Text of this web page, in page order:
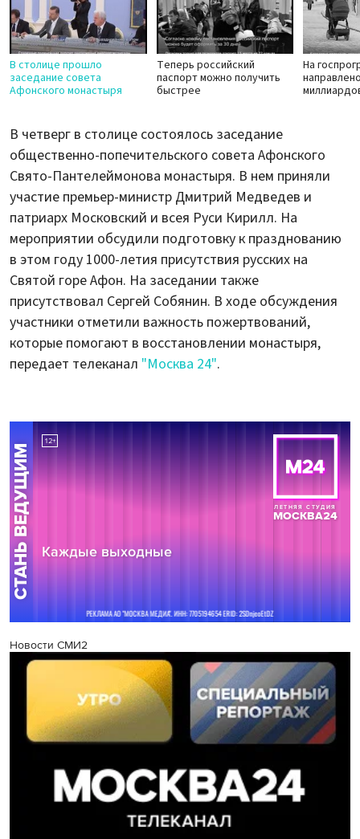
В столице прошло
заседание совета
Афонского монастыря
Теперь российский
паспорт можно получить
быстрее
На
В четверг в столице состоялось заседание
общественно-попечительского совета Афонского
Свято-Пантелеймонова монастыря. В нем приняли
участие премьер-министр Дмитрий Медведев и
патриарх Московский и всея Руси Кирилл. На
мероприятии обсудили подготовку к празднованию
в этом году 1000-летия присутствия русских на
Святой горе Афон. На заседании также
присутствовал Сергей Собянин. В ходе обсуждения
участники отметили важность пожертвований,
которые помогают в восстановлении монастыря,
передает телеканал "Москва 24".
Новости СМИ2